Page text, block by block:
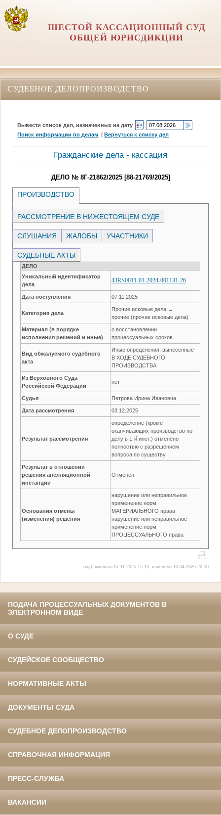
ШЕСТОЙ КАССАЦИОННЫЙ СУД
ОБЩЕЙ ЮРИСДИКЦИИ
СУДЕБНОЕ ДЕЛОПРОИЗВОДСТВО
Вывести список дел, назначенных на дату
Поиск информации по делам |Вернуться к списку дел
Гражданские дела - кассация
ДЕЛО № 8Г-21862/2025 [88-21769/2025]
ПРОИЗВОДСТВО
РАССМОТРЕНИЕ В НИЖЕСТОЯЩЕМ СУДЕ
СЛУШАНИЯ ЖАЛОБЫ УЧАСТНИКИ
СУДЕБНЫЕ АКТЫ
ДЕЛО
Уникальный идентификатор
дела
43RS0011-01-2024-001131-26
Дата поступления 07.11.2025
Категория дела
Прочие исковые дела →
прочие (прочие исковые дела)
Материал (в порядке
исполнения решений и иные)
о восстановлении
процессуальных сроков
Вид обжалуемого судебного
акта
Иные определения, вынесенные
В ХОДЕ СУДЕБНОГО
ПРОИЗВОДСТВА
Из Верховного Суда
Российской Федерации
нет
Судья Петрова Ирина Ивановна
Дата рассмотрения 03.12.2025
Результат рассмотрения
определение (кроме
оканчивающих производство по
делу в 1-й инст.) отменено
полностью с разрешением
вопроса по существу
Результат в отношении
решения апелляционной
инстанции
Отменен
Основания отмены
(изменения) решения
нарушение или неправильное
применение норм
МАТЕРИАЛЬНОГО права
нарушение или неправильное
применение норм
ПРОЦЕССУАЛЬНОГО права
опубликовано 07.11.2025 15:10, изменено 10.04.2026 22:50
ПОДАЧА ПРОЦЕССУАЛЬНЫХ ДОКУМЕНТОВ В
ЭЛЕКТРОННОМ ВИДЕ
О СУДЕ
СУДЕЙСКОЕ СООБЩЕСТВО
НОРМАТИВНЫЕ АКТЫ
ДОКУМЕНТЫ СУДА
СУДЕБНОЕ ДЕЛОПРОИЗВОДСТВО
СПРАВОЧНАЯ ИНФОРМАЦИЯ
ПРЕСС-СЛУЖБА
ВАКАНСИИ